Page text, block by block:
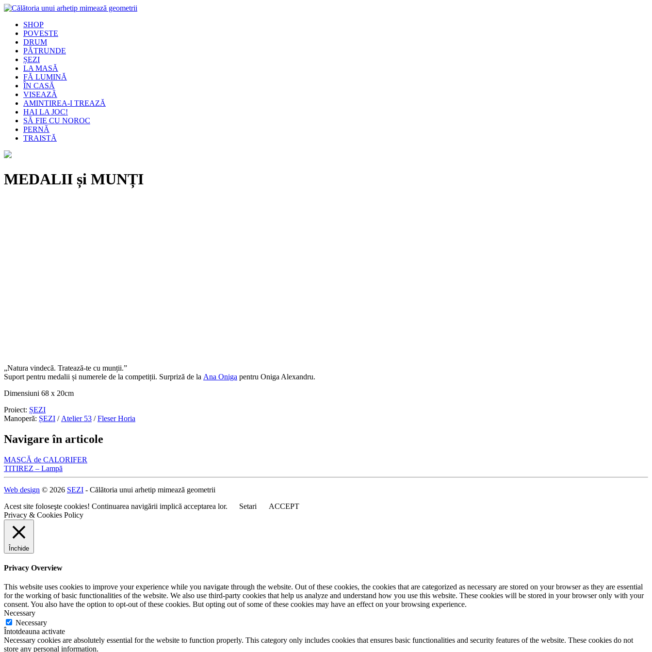
SHOP
POVESTE
DRUM
PĂTRUNDE
ȘEZI
LA MASĂ
FĂ LUMINĂ
ÎN CASĂ
VISEAZĂ
AMINTIREA-I TREAZĂ
HAI LA JOC!
SĂ FIE CU NOROC
PERNĂ
TRAISTĂ
MEDALII și MUNȚI
„Natura vindecă. Tratează-te cu munții.”
Suport pentru medalii și numerele de la competiții. Surpriză de la Ana Oniga pentru Oniga Alexandru.
Dimensiuni 68 x 20cm
Proiect: ȘEZI
Manoperă: ȘEZI / Atelier 53 /Fleser Horia
Navigare în articole
MASCĂ de CALORIFER
TITIREZ – Lampă
Web design © 2026 SEZI - Călătoria unui arhetip mimează geometrii
Acest site foloseşte cookies! Continuarea navigării implică acceptarea lor.
Setari
ACCEPT
Privacy & Cookies Policy
Închide
Privacy Overview
This website uses cookies to improve your experience while you navigate through the website. Out of these cookies, the cookies that are categorized as necessary are stored on your browser as they are essential
for the working of basic functionalities of the website. We also use third-party cookies that help us analyze and understand how you use this website. These cookies will be stored in your browser only with your
consent. You also have the option to opt-out of these cookies. But opting out of some of these cookies may have an effect on your browsing experience.
Necessary
Necessary
Întotdeauna activate
Necessary cookies are absolutely essential for the website to function properly. This category only includes cookies that ensures basic functionalities and security features of the website. These cookies do not
store any personal information.